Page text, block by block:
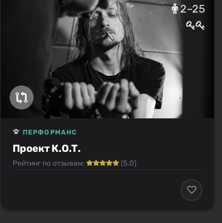
2–25
Проект К.О.Т.
ПЕРФОРМАНС
Рейтинг по отзывам: (5.0)